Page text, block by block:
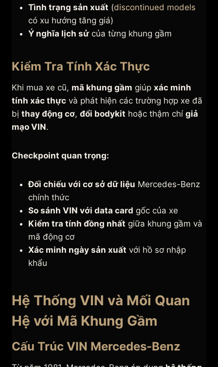
Tình trạng sản xuất (discontinued models
có xu hướng tăng giá)
Ý nghĩa lịch sửcủa từng khung gầm
Kiểm Tra Tính Xác Thực
Khi mua xe cũ, mã khung gầm giúp xác minh
tính xác thực và phát hiện các trường hợp xe đã
bị thay động cơ, đổi bodykit hoặc thậm chí giả
mạo VIN.
Checkpoint quan trọng:
Đối chiếu với cơ sở dữ liệu Mercedes-Benz
chính thức
So sánh VIN với data card gốc của xe
Kiểm tra tính đồng nhất giữa khung gầm và
mã động cơ
Xác minh ngày sản xuất với hồ sơ nhập
khẩu
Hệ Thống VIN và Mối Quan
Hệ với Mã Khung Gầm
Cấu Trúc VIN Mercedes-Benz